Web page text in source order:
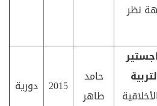
نظر
حامد
طاهر
2015 دورية